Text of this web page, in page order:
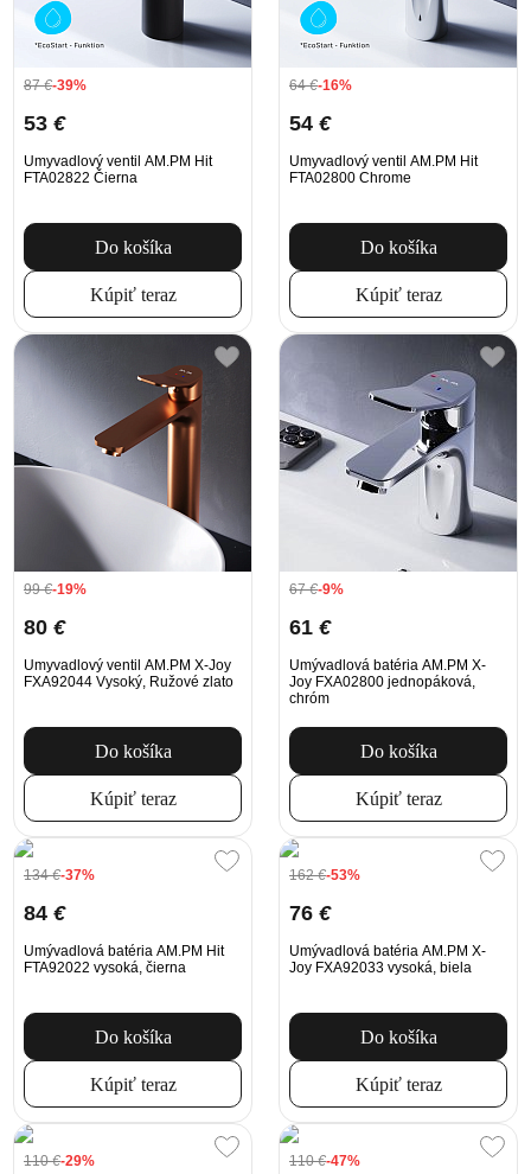
87€-39%
53 €
Umyvadlový ventil AM.PM Hit
FTA02822 Čierna
Do košíka
Kúpiť teraz
64€-16%
54 €
Umyvadlový ventil AM.PM Hit
FTA02800 Chrome
Do košíka
Kúpiť teraz
99€-19%
80 €
Umyvadlový ventil AM.PM X-Joy
FXA92044 Vysoký, Ružové zlato
Do košíka
Kúpiť teraz
67€-9%
61 €
Umývadlová batéria AM.PM X-
Joy FXA02800 jednopáková,
chróm
Do košíka
Kúpiť teraz
134€-37%
84 €
Umývadlová batéria AM.PM Hit
FTA92022 vysoká, čierna
Do košíka
Kúpiť teraz
162€-53%
76 €
Umývadlová batéria AM.PM X-
Joy FXA92033 vysoká, biela
Do košíka
Kúpiť teraz
110€-29% 110€-47%